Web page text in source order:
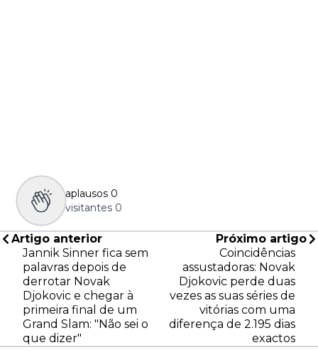
aplausos 0
visitantes 0
Artigo anterior
Jannik Sinner fica sem
palavras depois de
derrotar Novak
Djokovic e chegar à
primeira final de um
Grand Slam: "Não sei o
que dizer"
Próximo artigo
Coincidências
assustadoras: Novak
Djokovic perde duas
vezes as suas séries de
vitórias com uma
diferença de 2.195 dias
exactos